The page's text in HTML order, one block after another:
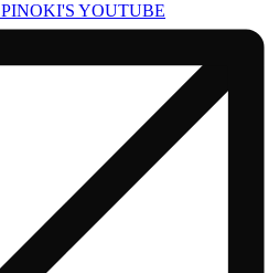
PINOKI'S YOUTUBE